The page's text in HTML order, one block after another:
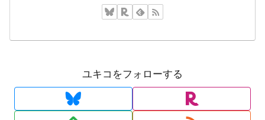
ユキコをフォローする